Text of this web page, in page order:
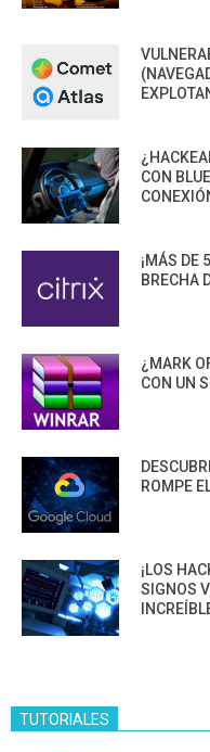
CON
¡MÁS DE
BRECHA
¿MARK
CON UN
ROMPE
¡LOS
SIGNOS
TUTORIALES